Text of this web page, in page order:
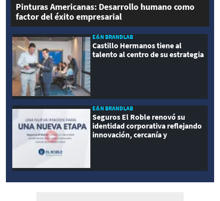
Pinturas Americanas: Desarrollo humano como
factor del éxito empresarial
E&N BRANDLAB
Castillo Hermanos tiene al
talento al centro de su estrategia
E&N BRANDLAB
Seguros El Roble renovó su
identidad corporativa reflejando
innovación, cercanía y